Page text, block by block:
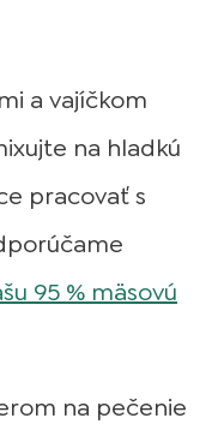
a vajíčkom
na hladkú
pracovať s
95 % mäsovú
na pečenie